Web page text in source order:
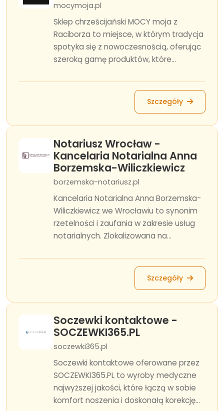
mocymoja.pl
Sklep chrześcijański MOCY moja z
Raciborza to miejsce, w którym tradycja
spotyka się z nowoczesnością, oferując
szeroką gamę produktów, które...
Szczegóły
Notariusz Wrocław -
Kancelaria Notarialna Anna
Borzemska-Wiliczkiewicz
borzemska-notariusz.pl
Kancelaria Notarialna Anna Borzemska-
Wiliczkiewicz we Wrocławiu to synonim
rzetelności i zaufania w zakresie usług
notarialnych. Zlokalizowana na...
Szczegóły
Soczewki kontaktowe -
SOCZEWKI365.PL
soczewki365.pl
Soczewki kontaktowe oferowane przez
SOCZEWKI365.PL to wyroby medyczne
najwyższej jakości, które łączą w sobie
komfort noszenia i doskonałą korekcję...